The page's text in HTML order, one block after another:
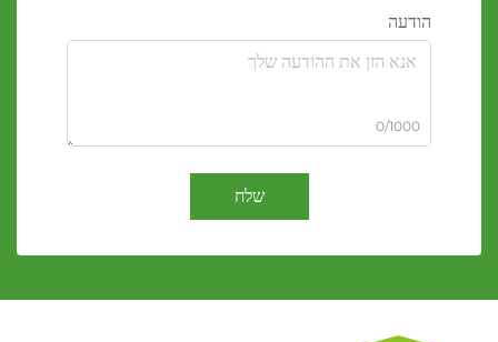
הודעה
0/1000
שלח